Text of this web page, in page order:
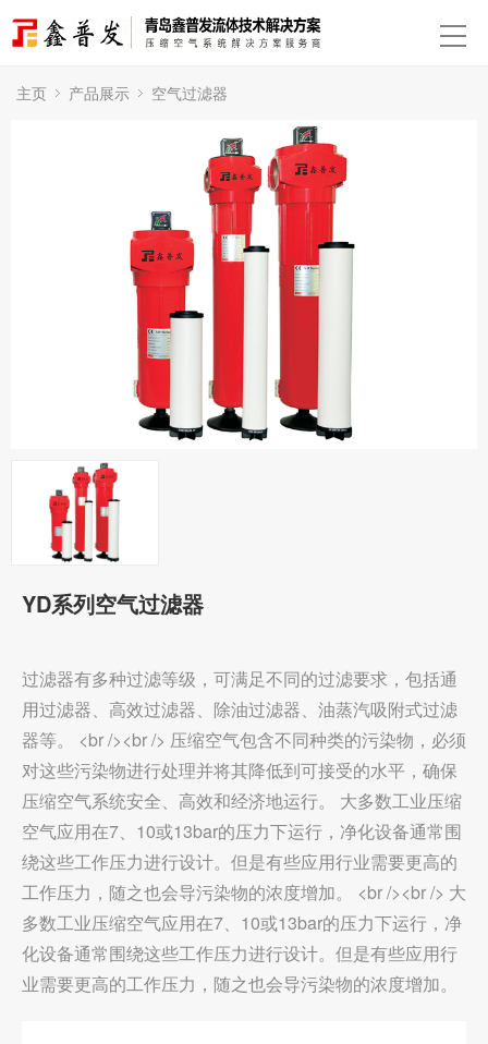
主页 产品展示 空气过滤器
YD系列空气过滤器
过滤器有多种过滤等级，可满足不同的过滤要求，包括通
用过滤器、高效过滤器、除油过滤器、油蒸汽吸附式过滤
器等。 <br /><br /> 压缩空气包含不同种类的污染物，必须
对这些污染物进行处理并将其降低到可接受的水平，确保
压缩空气系统安全、高效和经济地运行。 大多数工业压缩
空气应用在7、10或13bar的压力下运行，净化设备通常围
绕这些工作压力进行设计。但是有些应用行业需要更高的
工作压力，随之也会导污染物的浓度增加。 <br /><br /> 大
多数工业压缩空气应用在7、10或13bar的压力下运行，净
化设备通常围绕这些工作压力进行设计。但是有些应用行
业需要更高的工作压力，随之也会导污染物的浓度增加。